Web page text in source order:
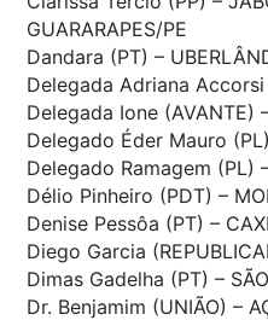
GUARARAPES/PE
Dandara (PT) –
Delegada Adriana Accorsi
Delegada Ione (AVANTE)
Delegado Éder Mauro
Delegado Ramagem (PL)
Délio Pinheiro (PDT) –
Denise Pessôa (PT) –
Diego Garcia
Dimas Gadelha (PT) –
Dr. Benjamim (UNIÃO) –